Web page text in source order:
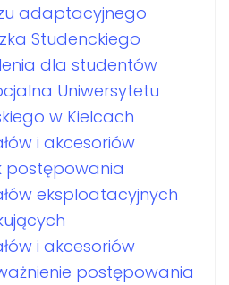
adaptacyjnego
Studenckiego
dla studentów
Uniwersytetu
w Kielcach
i akcesoriów
postępowania
eksploatacyjnych
i akcesoriów
postępowania